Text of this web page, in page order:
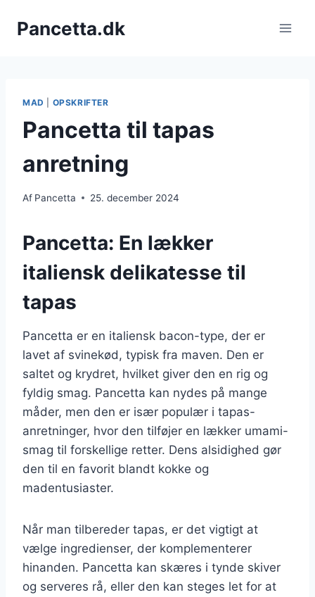
Pancetta.dk
MAD OPSKRIFTER
Pancetta til tapas
anretning
Af Pancetta 25. december 2024
Pancetta: En lækker
italiensk delikatesse til
tapas
Pancetta er en italiensk bacon-type, der er
lavet af svinekød, typisk fra maven. Den er
saltet og krydret, hvilket giver den en rig og
fyldig smag. Pancetta kan nydes på mange
måder, men den er især populær i tapas-
anretninger, hvor den tilføjer en lækker umami-
smag til forskellige retter. Dens alsidighed gør
den til en favorit blandt kokke og
madentusiaster.
Når man tilbereder tapas, er det vigtigt at
vælge ingredienser, der komplementerer
hinanden. Pancetta kan skæres i tynde skiver
og serveres rå, eller den kan steges let for at